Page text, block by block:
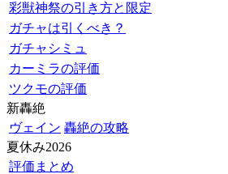
彩獣神祭の引き方と限定
ガチャは引くべき？
ガチャシミュ
カーミラの評価
ツクモの評価
新轟絶
ヴェイン 轟絶の攻略
夏休み2026
評価まとめ